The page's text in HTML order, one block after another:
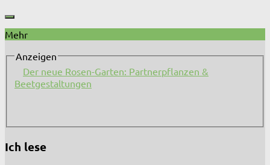
Mehr
Anzeigen
Der neue Rosen-Garten: Partnerpflanzen &
Beetgestaltungen
Ich lese